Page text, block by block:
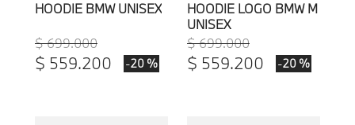
HOODIE BMW UNISEX
$699.000
$ 559.200 -20 %
HOODIE LOGO BMW M
UNISEX
$699.000
$ 559.200 -20 %